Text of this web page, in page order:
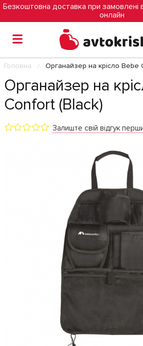
Безкоштовна доставка при замовлені
онлайн
Головна Органайзер на крісло Bebe
Органайзер на
Confort (Black)
Залиште свій відгук